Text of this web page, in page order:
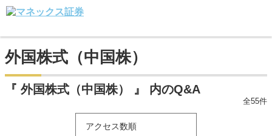
外国株式（中国株）
『 外国株式（中国株） 』 内のQ&A
全55件
アクセス数順